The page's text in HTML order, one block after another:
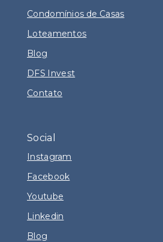
Condomínios de Casas
Loteamentos
Blog
DFS Invest
Contato
Social
Instagram
Facebook
Youtube
Linkedin
Blog